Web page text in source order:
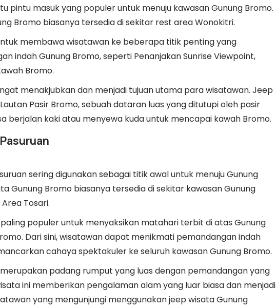
pintu masuk yang populer untuk menuju kawasan Gunung Bromo.
Bromo biasanya tersedia di sekitar rest area Wonokitri.
membawa wisatawan ke beberapa titik penting yang
indah Gunung Bromo, seperti Penanjakan Sunrise Viewpoint,
Bromo.
menakjubkan dan menjadi tujuan utama para wisatawan. Jeep
Pasir Bromo, sebuah dataran luas yang ditutupi oleh pasir
berjalan kaki atau menyewa kuda untuk mencapai kawah Bromo.
sering digunakan sebagai titik awal untuk menuju Gunung
Gunung Bromo biasanya tersedia di sekitar kawasan Gunung
Tosari.
populer untuk menyaksikan matahari terbit di atas Gunung
Dari sini, wisatawan dapat menikmati pemandangan indah
cahaya spektakuler ke seluruh kawasan Gunung Bromo.
padang rumput yang luas dengan pemandangan yang
ini memberikan pengalaman alam yang luar biasa dan menjadi
yang mengunjungi menggunakan jeep wisata Gunung